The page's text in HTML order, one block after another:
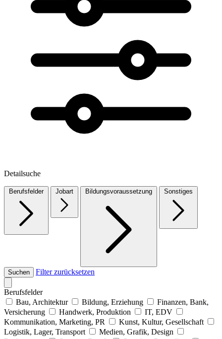
Detailsuche
Berufsfelder Jobart Bildungsvoraussetzung Sonstiges
Suchen Filter zurücksetzen
Berufsfelder
Bau, Architektur
Bildung, Erziehung
Finanzen, Bank,
Versicherung
Handwerk, Produktion
IT, EDV
Kommunikation, Marketing, PR
Kunst, Kultur, Gesellschaft
Logistik, Lager, Transport
Medien, Grafik, Design